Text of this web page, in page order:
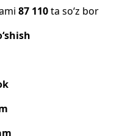
87 110ta so‘z bor